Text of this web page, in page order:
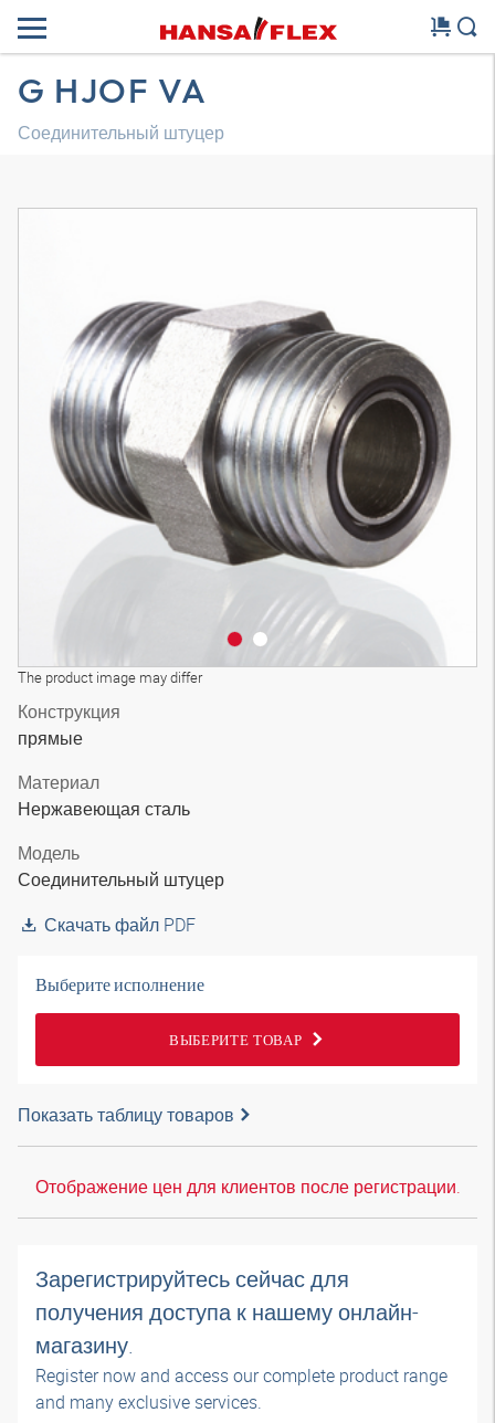
G HJOF VA
Соединительный штуцер
The product image may differ
Конструкция
прямые
Материал
Нержавеющая сталь
Модель
Соединительный штуцер
Скачать файл PDF
Выберите исполнение
ВЫБЕРИТЕ ТОВАР
Показать таблицу товаров
Отображение цен для клиентов после регистрации.
Зарегистрируйтесь сейчас для
получения доступа к нашему онлайн-
магазину.
Register now and access our complete product range
and many exclusive services.